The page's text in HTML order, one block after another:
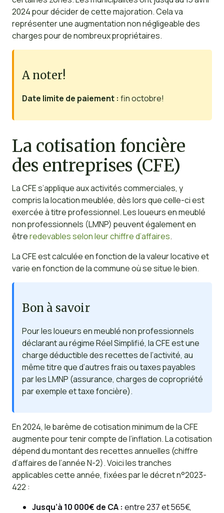
2024 pour décider de cette majoration. Cela va
représenter une augmentation non négligeable des
charges pour de nombreux propriétaires.
A noter!
Date limite de paiement : fin octobre!
La cotisation foncière
des entreprises (CFE)
La CFE s’applique aux activités commerciales, y
compris la location meublée, dès lors que celle-ci est
exercée à titre professionnel. Les loueurs en meublé
non professionnels (LMNP) peuvent également en
êtreredevables selon leur chiffre d’affaires.
La CFE est calculée en fonction de la valeur locative et
varie en fonction de la commune où se situe le bien.
Bon à savoir
Pour les loueurs en meublé non professionnels
déclarant au régime Réel Simplifié, la CFE est une
charge déductible des recettes de l’activité, au
même titre que d’autres frais ou taxes payables
par les LMNP (assurance, charges de copropriété
par exemple et taxe foncière).
En 2024, le barème de cotisation minimum de la CFE
augmente pour tenir compte de l’inflation. La cotisation
dépend du montant des recettes annuelles (chiffre
d’affaires de l’année N-2). Voici les tranches
applicables cette année, fixées par le décret n°2023-
422 :
Jusqu’à 10 000€ de CA : entre 237 et 565€,